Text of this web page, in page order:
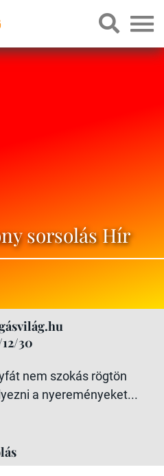
sorsolás Hír
30
nem szokás rögtön
a nyereményeket...